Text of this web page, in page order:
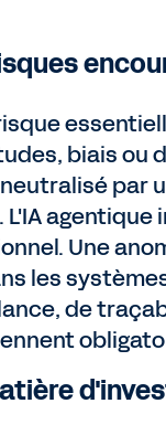
biais ou
par
Une
les
de